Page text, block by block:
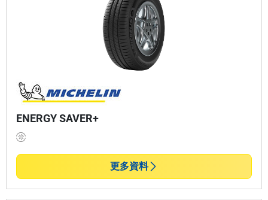
ENERGY SAVER+
更多資料